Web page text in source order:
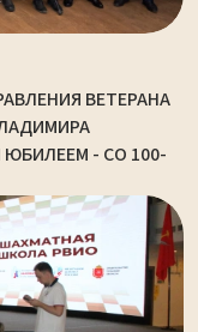
ВЕТЕРАНА
- СО 100-